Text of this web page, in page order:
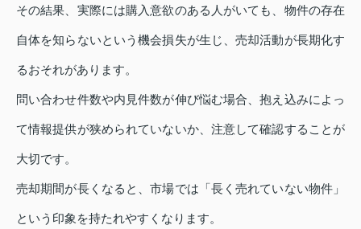
その結果、実際には購入意欲のある人がいても、物件の存在
自体を知らないという機会損失が生じ、売却活動が長期化す
るおそれがあります。
問い合わせ件数や内見件数が伸び悩む場合、抱え込みによっ
て情報提供が狭められていないか、注意して確認することが
大切です。
売却期間が長くなると、市場では「長く売れていない物件」
という印象を持たれやすくなります。